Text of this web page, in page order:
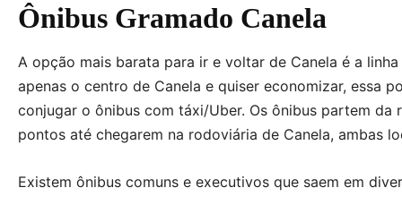
Ônibus Gramado Canela
A opção mais barata para ir e voltar de Canela é a
apenas o centro de Canela e quiser economizar, essa
conjugar o ônibus com táxi/Uber. Os ônibus partem da
pontos até chegarem na rodoviária de Canela, ambas
Existem ônibus comuns e executivos que saem em